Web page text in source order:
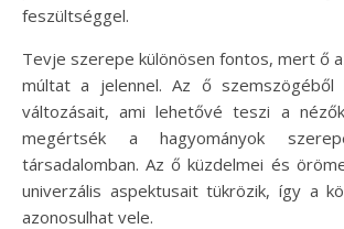
feszültséggel.
Tevje szerepe különösen fontos, mert ő
múltat a jelennel. Az ő szemszögéből
változásait, ami lehetővé teszi a
megértsék a hagyományok
társadalomban. Az ő küzdelmei és
univerzális aspektusait tükrözik, így a
azonosulhat vele.